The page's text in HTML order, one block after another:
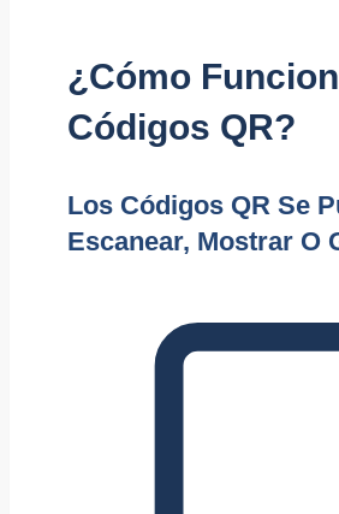
¿Cómo
Códigos QR?
Los Códigos QR Se
Escanear, Mostrar O